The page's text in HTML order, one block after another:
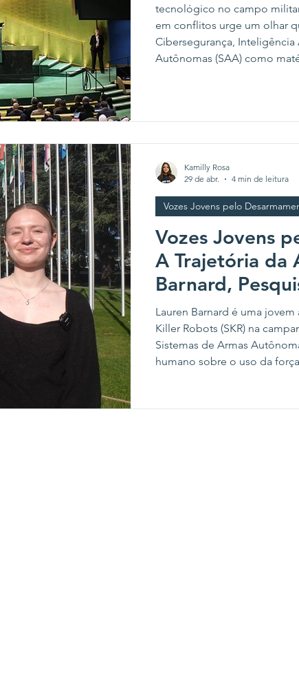
tecnológico no campo
em conflitos urge um olhar
Cibersegurança, Inteligência
Autônomas (SAA) como
Com
Vozes Jovens
A Trajetória da
Barnard,
Stop Killer
Lauren Barnard é uma
Killer Robots (SKR) na
Sistemas de Armas
humano sobre o uso da
Vozes Jovens pelo
Kamilly Rosa
29 de abr.
4 min de leitura